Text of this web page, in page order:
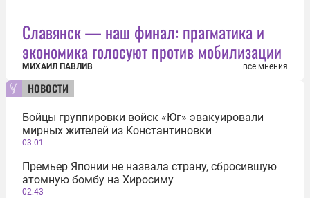
Славянск — наш финал: прагматика и
экономика голосуют против мобилизации
МИХАИЛ ПАВЛИВ все мнения
новости
Бойцы группировки войск «Юг» эвакуировали
мирных жителей из Константиновки
03:01
Премьер Японии не назвала страну, сбросившую
атомную бомбу на Хиросиму
02:43